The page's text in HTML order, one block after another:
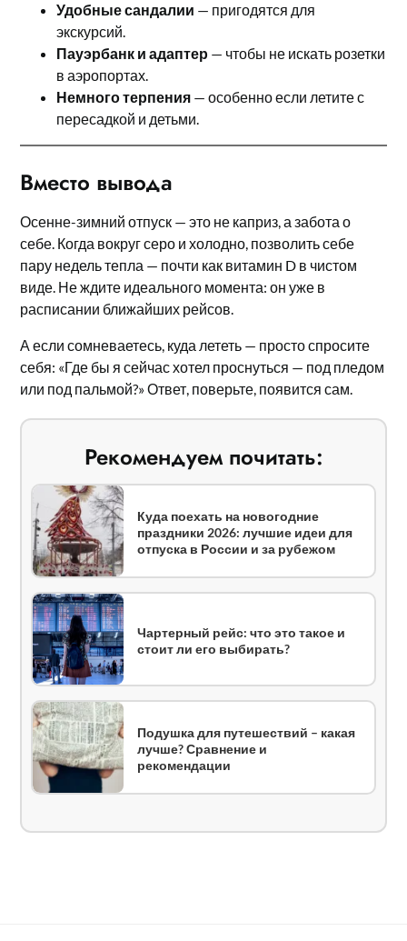
Удобные сандалии — пригодятся для
экскурсий.
Пауэрбанк и адаптер — чтобы не искать розетки
в аэропортах.
Немного терпения — особенно если летите с
пересадкой и детьми.
Вместо вывода
Осенне-зимний отпуск — это не каприз, а забота о
себе. Когда вокруг серо и холодно, позволить себе
пару недель тепла — почти как витамин D в чистом
виде. Не ждите идеального момента: он уже в
расписании ближайших рейсов.
А если сомневаетесь, куда лететь — просто спросите
себя: «Где бы я сейчас хотел проснуться — под пледом
или под пальмой?» Ответ, поверьте, появится сам.
Рекомендуем почитать:
Куда поехать на новогодние
праздники 2026: лучшие идеи для
отпуска в России и за рубежом
Чартерный рейс: что это такое и
стоит ли его выбирать?
Подушка для путешествий – какая
лучше? Сравнение и
рекомендации